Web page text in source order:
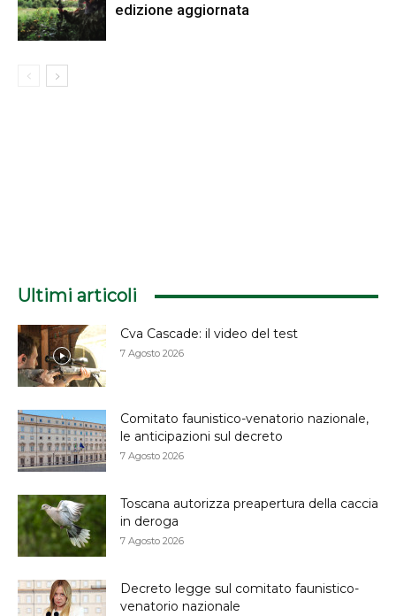
edizione aggiornata
Ultimi articoli
Cva Cascade: il video del test
7 Agosto 2026
Comitato faunistico-venatorio nazionale,
le anticipazioni sul decreto
7 Agosto 2026
Toscana autorizza preapertura della caccia
in deroga
7 Agosto 2026
Decreto legge sul comitato faunistico-
venatorio nazionale